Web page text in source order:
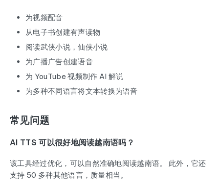
为视频配音
从电子书创建有声读物
阅读武侠小说，仙侠小说
为广播广告创建语音
为 YouTube 视频制作 AI 解说
为多种不同语言将文本转换为语音
常见问题
AI TTS 可以很好地阅读越南语吗？
该工具经过优化，可以自然准确地阅读越南语。 此外，它还
支持 50 多种其他语言，质量相当。